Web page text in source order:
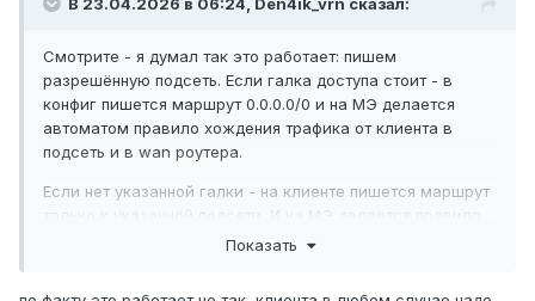
В 23.04.2026 в 06:24, Den4ik_vrn сказал:
Смотрите - я думал так это работает: пишем
разрешённую подсеть. Если галка доступа стоит - в
конфиг пишется маршрут 0.0.0.0/0 и на МЭ делается
автоматом правило хождения трафика от клиента в
подсеть и в wan роутера.
Если нет указанной галки - на клиенте пишется маршрут
только к указанной подсети. И на МЭ делается правило
для хождения только в эту подсеть...
Показать